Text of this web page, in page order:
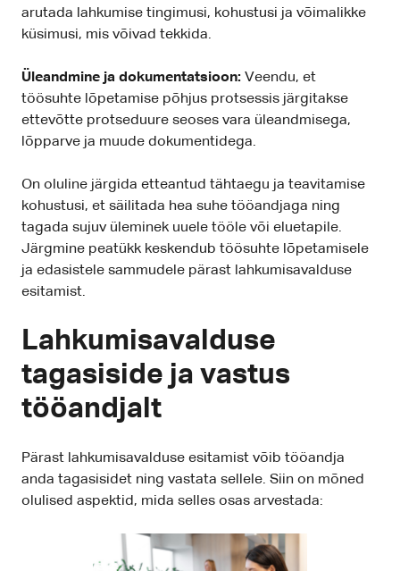
arutada lahkumise tingimusi, kohustusi ja võimalikke
küsimusi, mis võivad tekkida.
Üleandmine ja dokumentatsioon: Veendu, et
töösuhte lõpetamise põhjus protsessis järgitakse
ettevõtte protseduure seoses vara üleandmisega,
lõpparve ja muude dokumentidega.
On oluline järgida etteantud tähtaegu ja teavitamise
kohustusi, et säilitada hea suhe tööandjaga ning
tagada sujuv üleminek uuele tööle või eluetapile.
Järgmine peatükk keskendub töösuhte lõpetamisele
ja edasistele sammudele pärast lahkumisavalduse
esitamist.
Lahkumisavalduse
tagasiside ja vastus
tööandjalt
Pärast lahkumisavalduse esitamist võib tööandja
anda tagasisidet ning vastata sellele. Siin on mõned
olulised aspektid, mida selles osas arvestada: